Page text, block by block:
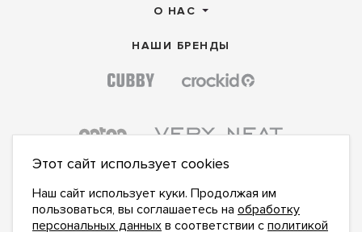
О НАС
НАШИ БРЕНДЫ
Этот сайт использует cookies
Наш сайт использует куки. Продолжая им
пользоваться, вы соглашаетесь на обработку
персональных данных в соответствии с политикой